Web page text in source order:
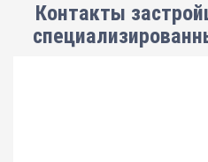
Контакты